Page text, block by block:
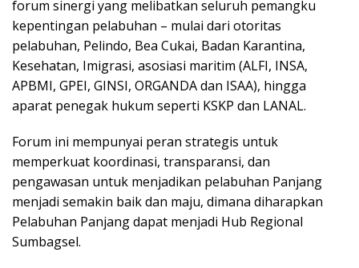
forum sinergi yang melibatkan seluruh pemangku
kepentingan pelabuhan – mulai dari otoritas
pelabuhan, Pelindo, Bea Cukai, Badan Karantina,
Kesehatan, Imigrasi, asosiasi maritim (ALFI, INSA,
APBMI, GPEI, GINSI, ORGANDA dan ISAA), hingga
aparat penegak hukum seperti KSKP dan LANAL.
Forum ini mempunyai peran strategis untuk
memperkuat koordinasi, transparansi, dan
pengawasan untuk menjadikan pelabuhan Panjang
menjadi semakin baik dan maju, dimana diharapkan
Pelabuhan Panjang dapat menjadi Hub Regional
Sumbagsel.